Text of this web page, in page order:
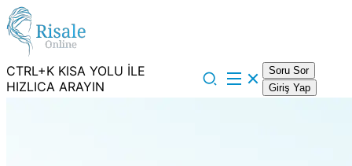
CTRL+K KISA YOLU İLE
HIZLICA ARAYIN
Soru Sor
Giriş Yap